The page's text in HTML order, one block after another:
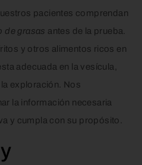
pacientes comprendan
de grasas antes de la prueba.
y otros alimentos ricos en
adecuada en la vesícula,
exploración. Nos
la información necesaria
y cumpla con su propósito.